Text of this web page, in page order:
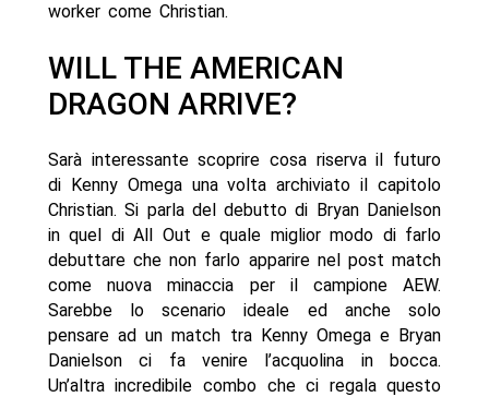
worker come Christian.
WILL THE AMERICAN
DRAGON ARRIVE?
Sarà interessante scoprire cosa riserva il futuro
di Kenny Omega una volta archiviato il capitolo
Christian. Si parla del debutto di Bryan Danielson
in quel di All Out e quale miglior modo di farlo
debuttare che non farlo apparire nel post match
come nuova minaccia per il campione AEW.
Sarebbe lo scenario ideale ed anche solo
pensare ad un match tra Kenny Omega e Bryan
Danielson ci fa venire l’acquolina in bocca.
Un’altra incredibile combo che ci regala questo